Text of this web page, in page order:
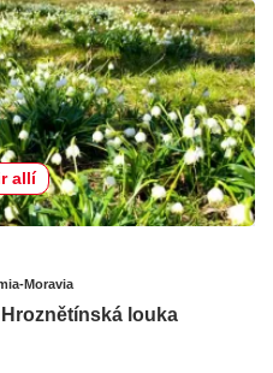
allí
Moravia
Hroznětínská louka